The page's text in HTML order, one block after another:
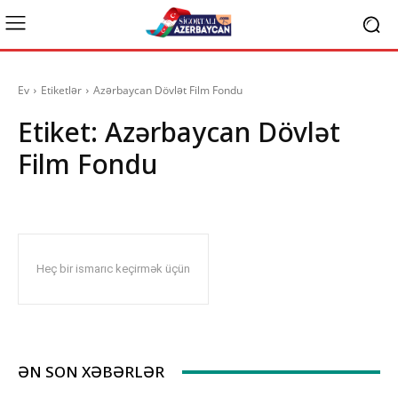
Ev Etiketlər Azərbaycan Dövlət Film Fondu
Etiket: Azərbaycan Dövlət
Film Fondu
Heç bir ismarıc keçirmək üçün
ƏN SON XƏBƏRLƏR